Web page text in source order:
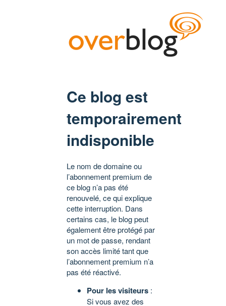
Ce blog est
temporairement
indisponible
Le nom de domaine ou
l’abonnement premium de
ce blog n’a pas été
renouvelé, ce qui explique
cette interruption. Dans
certains cas, le blog peut
également être protégé par
un mot de passe, rendant
son accès limité tant que
l’abonnement premium n’a
pas été réactivé.
Pour les visiteurs :
Si vous avez des